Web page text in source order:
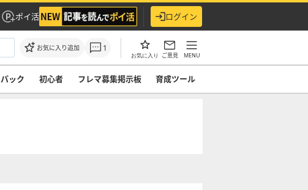
ポイ活 ログイン
お気に入り追加 1
お気に入り ご意見 MENU
パック 初心者 フレマ募集掲示板 育成ツール